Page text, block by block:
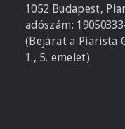
1052 Budapest,
adószám:
(Bejárat a Piarista
1., 5. emelet)